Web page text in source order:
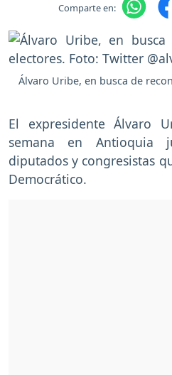
Comparte en:
Álvaro Uribe, en busca de
El expresidente Álvaro
semana en Antioquia
diputados y congresistas
Democrático.